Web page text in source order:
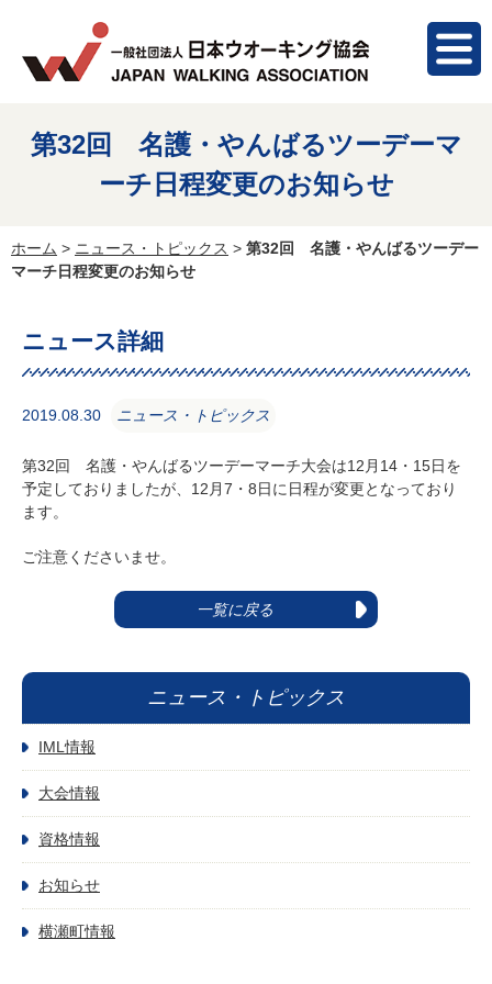
第32回 名護・やんばるツーデーマ
ーチ日程変更のお知らせ
ホーム > ニュース・トピックス > 第32回 名護・やんばるツーデー
マーチ日程変更のお知らせ
ニュース詳細
2019.08.30 ニュース・トピックス
第32回 名護・やんばるツーデーマーチ大会は12月14・15日を
予定しておりましたが、12月7・8日に日程が変更となっており
ます。
ご注意くださいませ。
一覧に戻る
ニュース・トピックス
IML情報
大会情報
資格情報
お知らせ
横瀬町情報